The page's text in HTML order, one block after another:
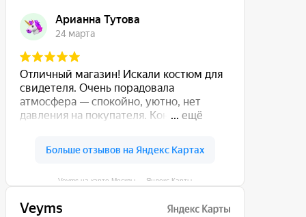
Veyms на карте Москвы — Яндекс Карты